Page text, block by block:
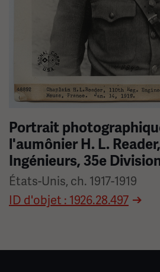
Portrait
l'aumônier H. L.
Ingénieurs, 35e
États-Unis, ch. 1917-1919
ID d'objet : 1926.28.497